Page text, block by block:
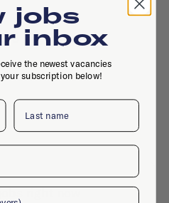
AK, Rotterdam
right now
jobs
inbox
the newest vacancies
subscription below!
Last name